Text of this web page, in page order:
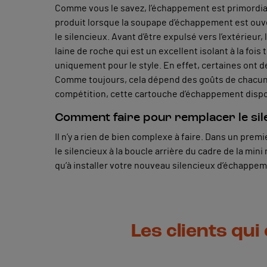
Comme vous le savez, l’échappement est
produit lorsque la soupape d’échappement est
le silencieux. Avant d’être expulsé vers
laine de roche qui est un excellent isolant à la
uniquement pour le style. En effet, certaines ont
Comme toujours, cela dépend des goûts de
compétition, cette cartouche d’échappement
Comment faire pour remplacer le
Il n’y a rien de bien complexe à faire. Dans un
le silencieux à la boucle arrière du cadre de la
qu’à installer votre nouveau silencieux
Les clients